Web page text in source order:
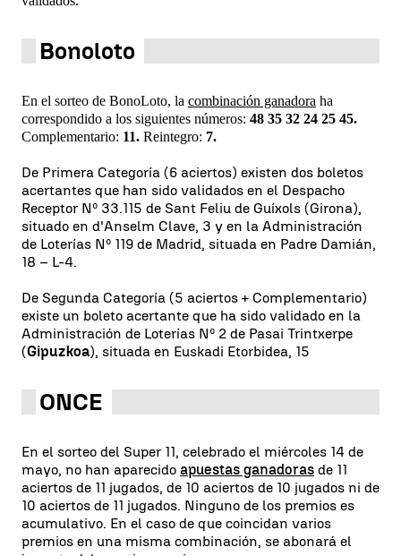
Bonoloto
En el sorteo de BonoLoto, la combinación ganadora ha
correspondido a los siguientes números: 48 35 32 24 25 45.
Complementario: 11. Reintegro: 7.
De Primera Categoría (6 aciertos) existen dos boletos
acertantes que han sido validados en el Despacho
Receptor Nº 33.115 de Sant Feliu de Guíxols (Girona),
situado en d'Anselm Clave, 3 y en la Administración
de Loterías Nº 119 de Madrid, situada en Padre Damián,
18 – L-4.
De Segunda Categoría (5 aciertos + Complementario)
existe un boleto acertante que ha sido validado en la
Administración de Loterías Nº 2 de Pasai Trintxerpe
(Gipuzkoa), situada en Euskadi Etorbidea, 15
ONCE
En el sorteo del Super 11, celebrado el miércoles 14 de
mayo, no han aparecido apuestas ganadoras de 11
aciertos de 11 jugados, de 10 aciertos de 10 jugados ni de
10 aciertos de 11 jugados. Ninguno de los premios es
acumulativo. En el caso de que coincidan varios
premios en una misma combinación, se abonará el